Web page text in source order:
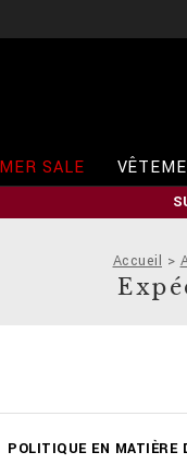
SALE
Accueil
POLITIQUE EN MATIÈRE